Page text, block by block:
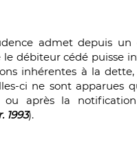
admet depuis un
débiteur cédé puisse
inhérentes à la
ci ne sont apparues
ou après la
1993).